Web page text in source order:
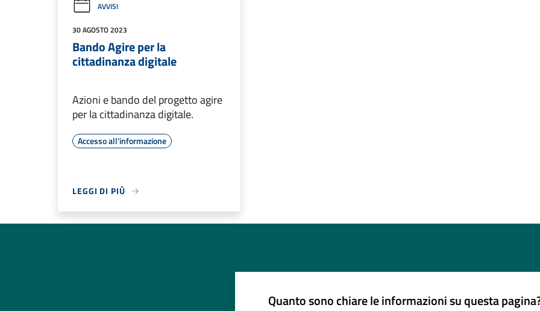
AVVISI
30 AGOSTO 2023
Bando Agire per la
cittadinanza digitale
Azioni e bando del progetto agire
per la cittadinanza digitale.
Accesso all'informazione
LEGGI DI PIÙ
Quanto sono chiare le informazioni su questa